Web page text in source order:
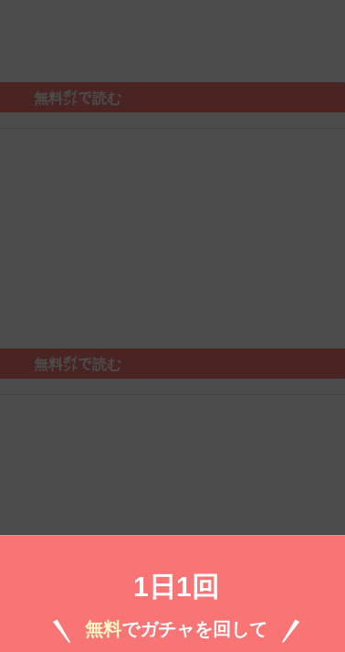
無料㌽で読む
無料㌽で読む
無料㌽で読む
1日1回
無料でガチャを回して